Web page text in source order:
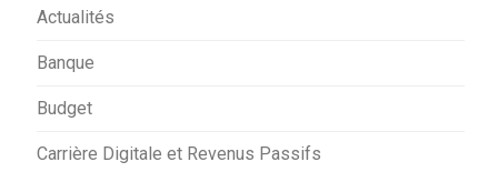
Actualités
Banque
Budget
Carrière Digitale et Revenus Passifs